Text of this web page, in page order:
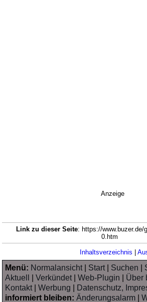
Anzeige
Link zu dieser Seite: https://www.buzer.de/
0.htm
Inhaltsverzeichnis |
Menü: Normalansicht| Start| Suchen
Aktuell
|Verkündet|Web-Plugin Über
Kontakt|Werbung
Datenschutz,
informiert bleiben: Änderungsalarm |